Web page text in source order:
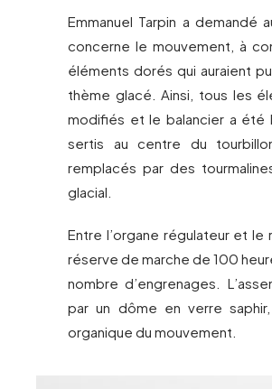
Emmanuel Tarpin a demandé
concerne le mouvement, à
éléments dorés qui auraient
thème glacé. Ainsi, tous les
modifiés et le balancier a été
sertis au centre du
remplacés par des
glacial.
Entre l’organe régulateur et
réserve de marche de 100
nombre d’engrenages.
par un dôme en verre
organique du mouvement.